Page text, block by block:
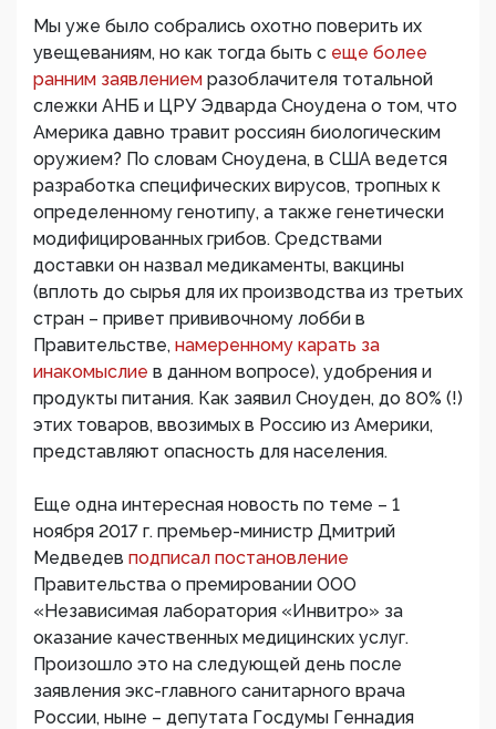
Мы уже было собрались охотно поверить их
увещеваниям, но как тогда быть с еще более
ранним заявлением разоблачителя тотальной
слежки АНБ и ЦРУ Эдварда Сноудена о том, что
Америка давно травит россиян биологическим
оружием? По словам Сноудена, в США ведется
разработка специфических вирусов, тропных к
определенному генотипу, а также генетически
модифицированных грибов. Средствами
доставки он назвал медикаменты, вакцины
(вплоть до сырья для их производства из третьих
стран – привет прививочному лобби в
Правительстве, намеренному карать за
инакомыслие в данном вопросе), удобрения и
продукты питания. Как заявил Сноуден, до 80% (!)
этих товаров, ввозимых в Россию из Америки,
представляют опасность для населения.
Еще одна интересная новость по теме – 1
ноября 2017 г. премьер-министр Дмитрий
Медведев подписал постановление
Правительства о премировании ООО
«Независимая лаборатория «Инвитро» за
оказание качественных медицинских услуг.
Произошло это на следующей день после
заявления экс-главного санитарного врача
России, ныне – депутата Госдумы Геннадия